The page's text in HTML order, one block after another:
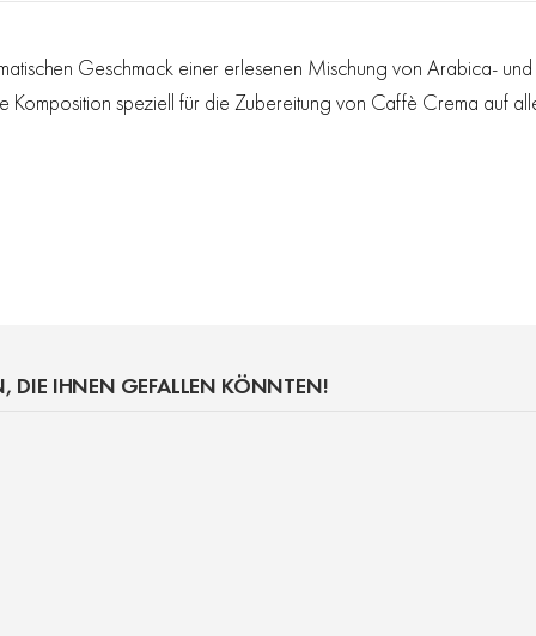
Geschmack einer erlesenen Mischung von Arabica-
speziell für die Zubereitung von Caffè Crema auf
DIE IHNEN GEFALLEN KÖNNTEN!